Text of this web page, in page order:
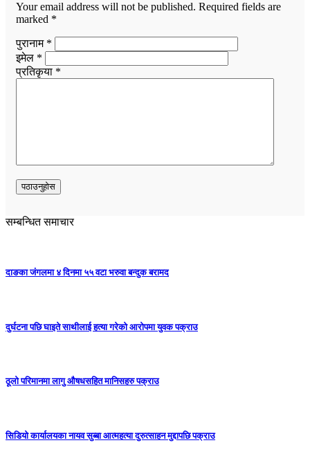
Your email address will not be published. Required fields are
marked *
पुरानाम *
इमेल *
प्रतिकृया *
सम्बन्धित समाचार
दाङका जंगलमा ४ दिनमा ५५ वटा भरुवा बन्दुक बरामद
दुर्घटना पछि घाइते साथीलाई हत्या गरेको आरोपमा युवक पक्राउ
ठूलो परिमानमा लागु औषधसहित मानिसहरु पक्राउ
सिडियो कार्यालयका नायव सुब्बा आत्महत्या दुरुत्साहन मुद्दापछि पक्राउ